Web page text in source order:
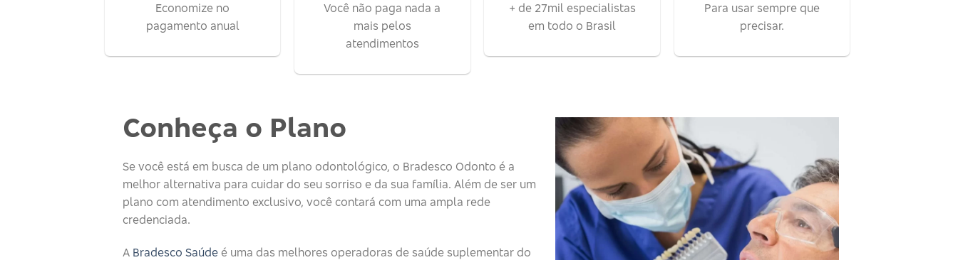
Economize no
pagamento anual
Você não paga nada a
mais pelos
atendimentos
+ de 27mil especialistas
em todo o Brasil
Para usar sempre que
precisar.
Conheça o Plano
Se você está em busca de um plano odontológico, o Bradesco Odonto é a
melhor alternativa para cuidar do seu sorriso e da sua família. Além de ser um
plano com atendimento exclusivo, você contará com uma ampla rede
credenciada.
A Bradesco Saúde é uma das melhores operadoras de saúde suplementar do